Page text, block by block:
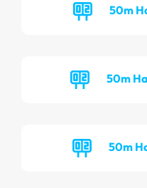
50m
50m
50m